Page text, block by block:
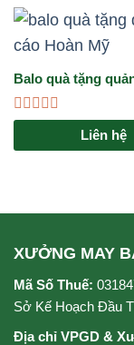
Balo quà tặng
Hoàn Mỹ
Được
hạng
Liên hệ
XƯỞNG MAY
Mã Số Thuế:
Sở Kế Hoạch Đầu
Địa chỉ VPGD &